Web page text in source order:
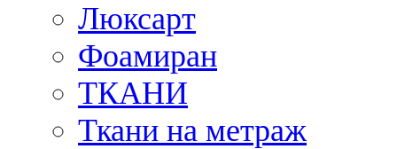
Люксарт
Фоамиран
ТКАНИ
Ткани на метраж